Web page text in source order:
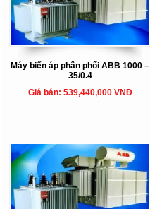
Máy biến áp phân phối ABB 1000 –
35/0.4
Giá bán: 539,440,000 VNĐ